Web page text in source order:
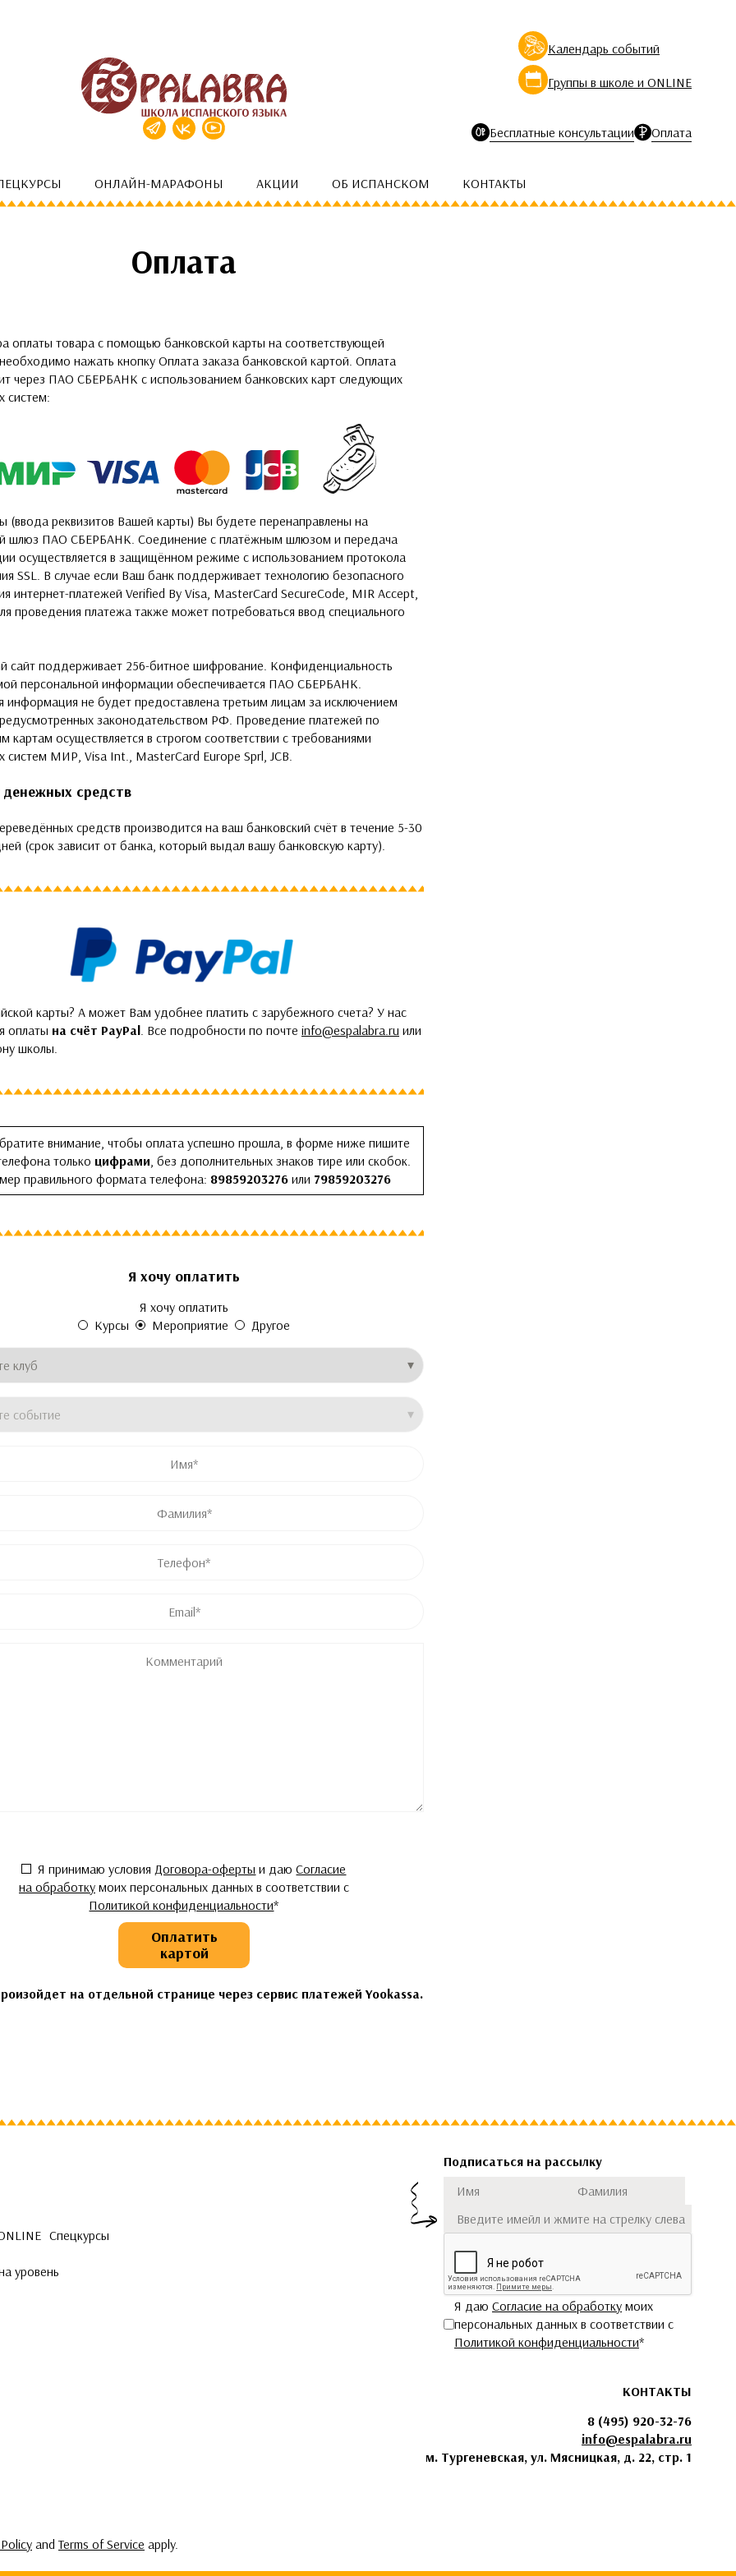
Бесплатные консультации Оплата
Календарь событий
Группы в школе и ONLINE
ОНЛАЙН-МАРАФОНЫ АКЦИИ ОБ ИСПАНСКОМ КОНТАКТЫ
Оплата
оплаты товара с помощью банковской карты на соответствующей
нажать кнопку Оплата заказа банковской картой. Оплата
через ПАО СБЕРБАНК с использованием банковских карт следующих
систем:
(ввода реквизитов Вашей карты) Вы будете перенаправлены на
шлюз ПАО СБЕРБАНК. Соединение с платёжным шлюзом и передача
осуществляется в защищённом режиме с использованием протокола
SSL. В случае если Ваш банк поддерживает технологию безопасного
интернет-платежей Verified By Visa, MasterCard SecureCode, MIR Accept,
проведения платежа также может потребоваться ввод специального
сайт поддерживает 256-битное шифрование. Конфиденциальность
персональной информации обеспечивается ПАО СБЕРБАНК.
информация не будет предоставлена третьим лицам за исключением
законодательством РФ. Проведение платежей по
картам осуществляется в строгом соответствии с требованиями
систем МИР, Visa Int., MasterCard Europe Sprl, JCB.
денежных средств
средств производится на ваш банковский счёт в течение 5-30
(срок зависит от банка, который выдал вашу банковскую карту).
карты? А может Вам удобнее платить с зарубежного счета? У нас
оплаты на счёт PayPal. Все подробности по почте info@espalabra.ru или
школы.
внимание, чтобы оплата успешно прошла, в форме ниже пишите
только цифрами, без дополнительных знаков тире или скобок.
правильного формата телефона: 89859203276 или 79859203276
Я хочу оплатить
Я хочу оплатить
Курсы
Мероприятие
Другое
во время просмотра формы
во время просмотра формы
во время просмотра формы
Согласие*
Я принимаю условияДоговора-оферты и даюСогласие
на обработкумоих персональных данных в соответствии с
Политикой конфиденциальности*
Оплатить
картой
на отдельной странице через сервис платежей Yookassa.
Спецкурсы
уровень
andTerms of Service apply.
Подписаться на рассылку
Имя
Фамилия
Я даю Согласие на обработку моих
персональных данных в соответствии с
Политикой конфиденциальности*
Подписаться
КОНТАКТЫ
8 (495) 920-32-76
info@espalabra.ru
м. Тургеневская, ул. Мясницкая, д. 22, стр. 1